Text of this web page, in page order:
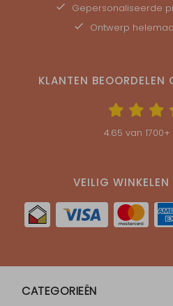
Gepersonaliseerde
Ontwerp
KLANTEN BEOORDELEN
4.65 van 1700+
VEILIG WINKELEN
CATEGORIEËN